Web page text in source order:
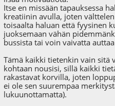
Itse en missään tapauksessa
kreatiinin avulla, joten
toisaalta haluan että fyysinen
juoksemaan vähän
bussista tai voin vaivatta
Tämä kaikki tietenkin vain sitä
kohtaan nousisi, sillä kaikki
rakastavat korvilla, joten
ei ole sen suurempaa
lukuunottamatta).